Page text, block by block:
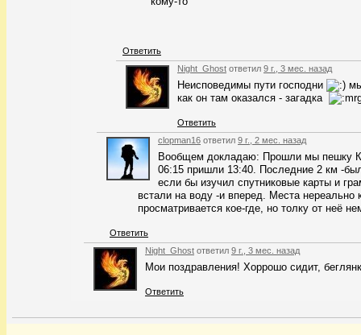
Ответить
Night_Ghost ответил 9 г., 3 мес. назад
Неисповедимы пути господни
как он там оказался - загадка
Ответить
clopman16 ответил 9 г., 2 мес. назад
Вообщем докладаю: Прошли мы пешку
06:15 пришли 13:40. Последние 2 км -
если бы изучил спутниковые карты и
встали на воду -и вперед. Места
просматривается кое-где, но толку от неё
Ответить
Night_Ghost ответил 9 г., 3 мес. назад
Мои поздравления! Хоррошо сидит,
Ответить